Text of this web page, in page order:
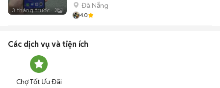
3 tháng trước 3
Đà Nẵng
4.0
Các dịch vụ và tiện ích
Chợ Tốt Ưu Đãi